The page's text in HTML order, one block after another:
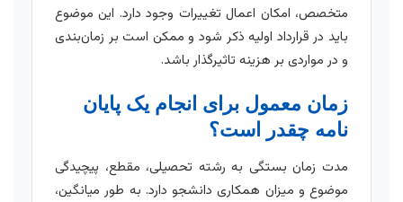
متخصص، امکان اعمال تغییرات وجود دارد. این موضوع
باید در قرارداد اولیه ذکر شود و ممکن است بر زمان‌بندی
و در مواردی بر هزینه تاثیرگذار باشد.
زمان معمول برای انجام یک پایان
نامه چقدر است؟
مدت زمان بستگی به رشته تحصیلی، مقطع، پیچیدگی
موضوع و میزان همکاری دانشجو دارد. به طور میانگین،